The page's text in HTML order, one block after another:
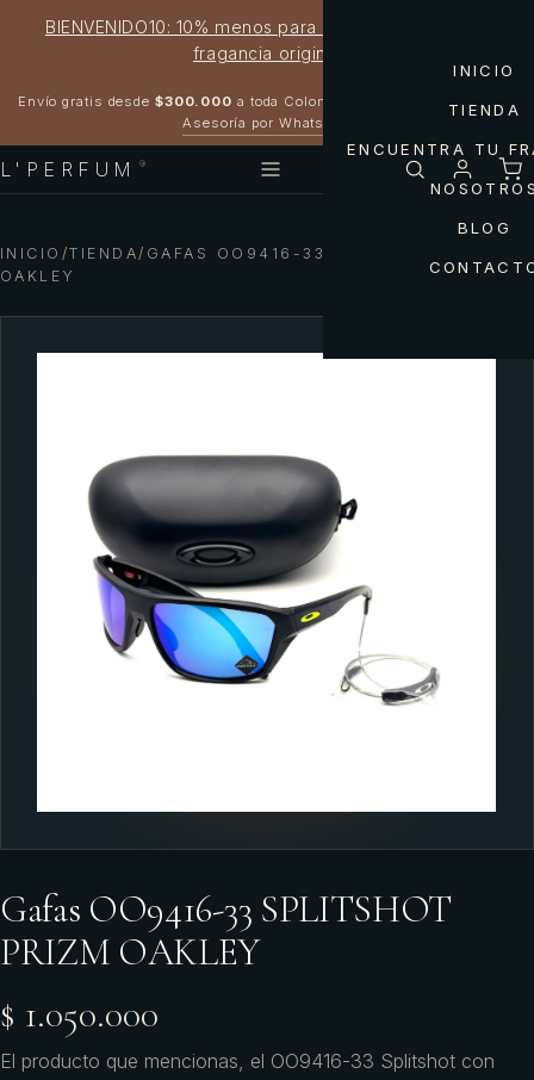
BIENVENIDO10: 10% menos para estrenar tu próxima
fragancia original
Envío gratis desde $300.000 a toda Colombia
Asesoría por WhatsApp
L'PERFUM ®
INICIO
TIENDA
ENCUENTRA TU
BLOG
INICIO /TIENDA/ GAFAS OO9416-33 SPLITSHOT PRIZM
OAKLEY
Gafas OO9416-33 SPLITSHOT
PRIZM OAKLEY
$ 1.050.000
El producto que mencionas, el OO9416-33 Splitshot con